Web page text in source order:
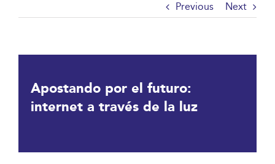
Previous Next
Apostando por el futuro:
internet a través de la luz